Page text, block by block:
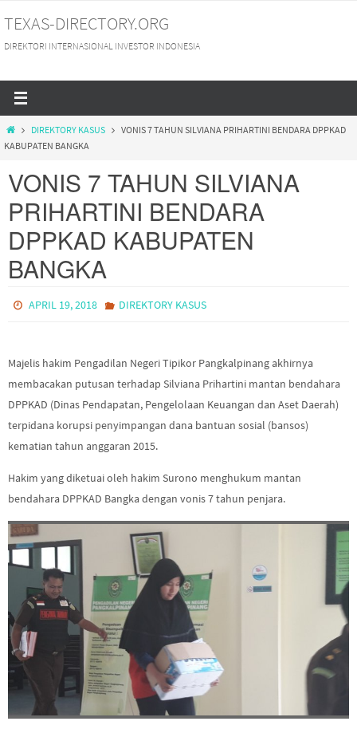
to
content
TEXAS-DIRECTORY.ORG
DIREKTORI INTERNASIONAL INVESTOR INDONESIA
HOMEDIREKTORY KASUS
VONIS 7 TAHUN SILVIANA PRIHARTINI BENDARA DPPKAD
KABUPATEN BANGKA
VONIS 7 TAHUN SILVIANA
PRIHARTINI BENDARA
DPPKAD KABUPATEN
BANGKA
APRIL 19, 2018 DIREKTORY KASUS
Majelis hakim Pengadilan Negeri Tipikor Pangkalpinang akhirnya
membacakan putusan terhadap Silviana Prihartini mantan bendahara
DPPKAD (Dinas Pendapatan, Pengelolaan Keuangan dan Aset Daerah)
terpidana korupsi penyimpangan dana bantuan sosial (bansos)
kematian tahun anggaran 2015.
Hakim yang diketuai oleh hakim Surono menghukum mantan
bendahara DPPKAD Bangka dengan vonis 7 tahun penjara.